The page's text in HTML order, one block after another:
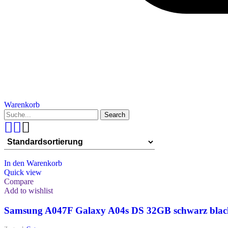
Warenkorb
Search
In den Warenkorb
Quick view
Compare
Add to wishlist
Samsung A047F Galaxy A04s DS 32GB schwarz